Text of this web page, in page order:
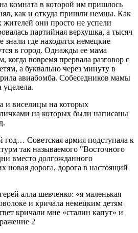
комната в которой им пришлось
как и откуда пришли немцы. Как
они просто не успели
партийная верхушка, а тысяч
где находятся немецкие
в город. Однажды ее мама
когда вовремя прервала разговор с
а буквально через минуту в
авиабомба. Собеседников мамы
уцелела.
и виселицы на которых
на которых были написаны
год… Советская армия подступала к
так называемого "Восточного
вместо долгожданного
новая дорога, дорога в настоящий